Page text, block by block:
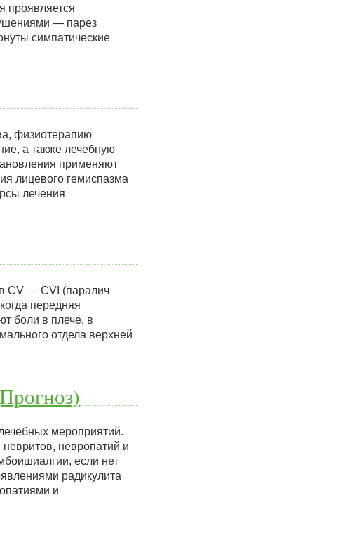
проявляется
— парез
симпатические
физиотерапию
а также лечебную
применяют
лицевого гемиспазма
лечения
СV — СVI (паралич
передняя
боли в плече, в
отдела верхней
мероприятий.
невропатий и
если нет
радикулита
и